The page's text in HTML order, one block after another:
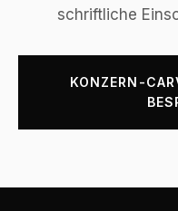
schriftliche
KONZERN-